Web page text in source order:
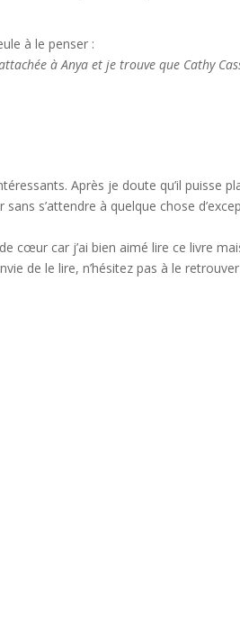
à le penser :
à Anya et je trouve que Cathy
Après je doute qu’il puisse
s’attendre à quelque chose
cœur car j’ai bien aimé lire ce livre
de le lire, n’hésitez pas à le